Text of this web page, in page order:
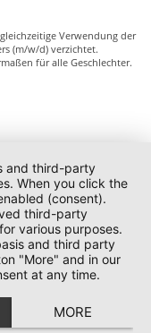
Verwendung der
(m/w/d) verzichtet.
für alle Geschlechter.
and third-party
When you click the
(consent).
third-party
various purposes.
and third party
"More" and in our
at any time.
MORE